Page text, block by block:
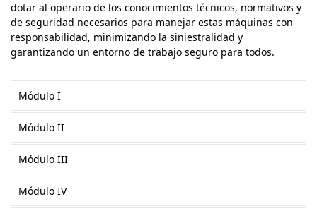
dotar al operario de los conocimientos técnicos, normativos y
de seguridad necesarios para manejar estas máquinas con
responsabilidad, minimizando la siniestralidad y
garantizando un entorno de trabajo seguro para todos.
Módulo I
Módulo II
Módulo III
Módulo IV